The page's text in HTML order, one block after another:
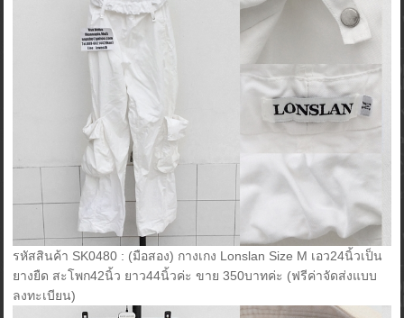
รหัสสินค้า SK0480 : (มือสอง) กางเกง Lonslan Size M เอว24นิ้วเป็น
ยางยืด สะโพก42นิ้ว ยาว44นิ้วค่ะ ขาย 350บาทค่ะ (ฟรีค่าจัดส่งแบบ
ลงทะเบียน)